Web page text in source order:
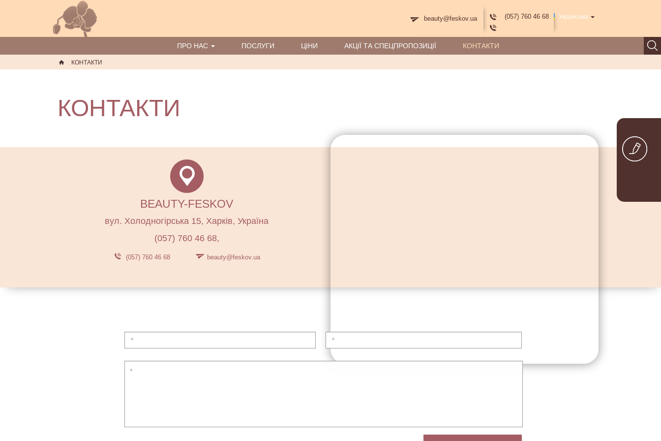
Українська
beauty@feskov.ua (057) 760 46 68
ПРО НАС ПОСЛУГИ ЦIНИ АКЦІЇ ТА СПЕЦПРОПОЗИЦІЇ КОНТАКТИ
КОНТАКТИ
КОНТАКТИ
BEAUTY-FESKOV
вул. Холодногірська 15, Харків, Україна
(057) 760 46 68,
(057) 760 46 68 beauty@feskov.ua